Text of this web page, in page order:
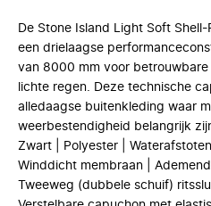
De Stone Island Light Soft
een drielaagse
van 8000 mm voor
lichte regen. Deze technische
alledaagse buitenkleding waar
weerbestendigheid belangrijk
Zwart | Polyester |
Winddicht membraan |
Tweeweg (dubbele schuif)